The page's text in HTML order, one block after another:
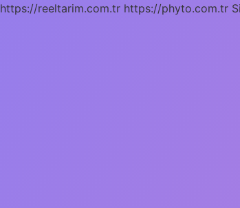
https://reeltarim.com.tr https://phyto.com.tr